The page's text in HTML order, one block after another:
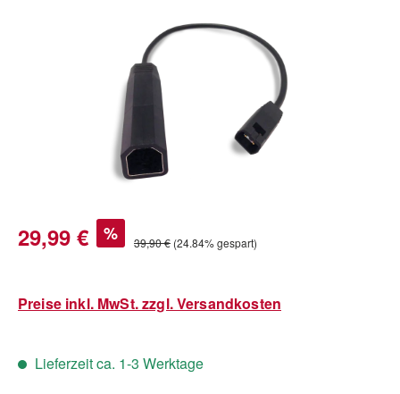
Verkaufspreis:
29,99 € % Regulärer Preis:
39,90 € (24.84% gespart)
Preise inkl. MwSt. zzgl. Versandkosten
Lieferzeit ca. 1-3 Werktage